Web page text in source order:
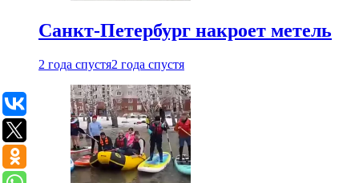
Санкт-Петербург накроет метель
2 года спустя2 года спустя